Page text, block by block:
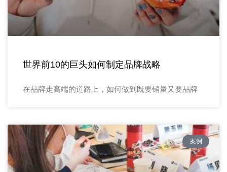
世界前10的巨头如何制定品牌战略
在品牌走高端的道路上，如何做到既要销量又要品牌
案例